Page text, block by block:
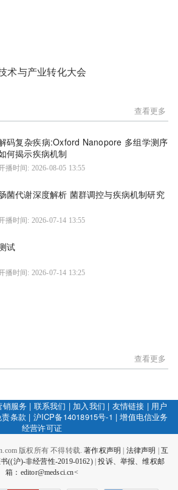
术与产业转化大会
查看更多
码复杂疾病:Oxford Nanopore 多组学测序
何揭示疾病机制
播时间: 2026-08-05 13:55
菌代谢深度解析 菌群调控与疾病机制研究
播时间: 2026-07-14 13:55
试
播时间: 2026-07-14 13:25
查看更多
销服务 | 联系我们 | 加入我们 | 友情链接 | 用户
责条款 | 沪ICP备14018915号-1 |增值电信业务
经营许可证
版权所有 不得转载.著作权声明 法律声明
互
((沪)-非经营性-2019-0162)|投诉、举报、维权邮
箱：editor@medsci.cn<